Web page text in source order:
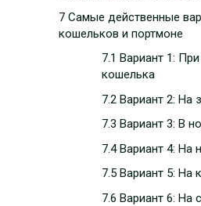
7 Самые действенные
кошельков и портмоне
7.1 Вариант 1:
кошелька
7.2 Вариант 2: На
7.3 Вариант 3: В
7.4 Вариант 4: На
7.5 Вариант 5: На
7.6 Вариант 6: На